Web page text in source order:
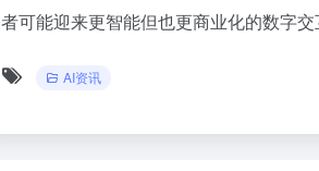
者可能迎来更智能但也更商业化的数字交
AI资讯